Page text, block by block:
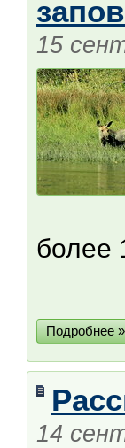
15
более
Подробнее »
14